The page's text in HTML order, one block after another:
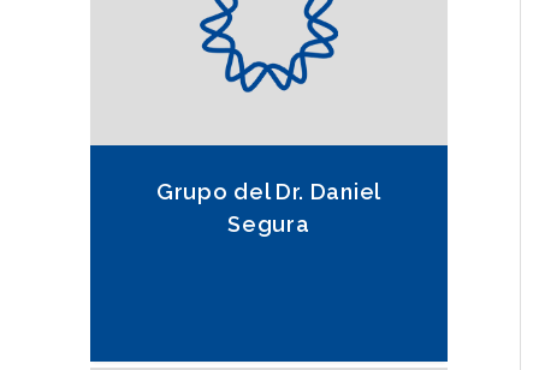
Grupo del Dr. Daniel
Segura